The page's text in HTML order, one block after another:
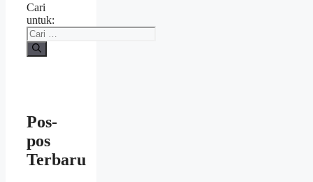
Cari
untuk:
Pos-
pos
Terbaru